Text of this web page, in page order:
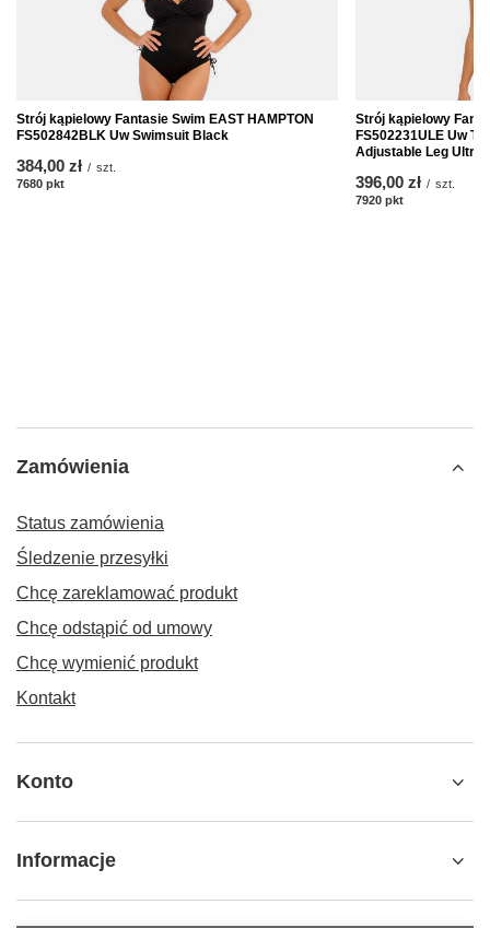
Strój kąpielowy Fantasie Swim EAST HAMPTON
FS502842BLK Uw Swimsuit Black
384,00 zł / szt.
7680 pkt
Strój kąpielowy
FS502231ULE Uw
Adjustable Leg
396,00 zł / szt.
7920 pkt
Zamówienia
Status zamówienia
Śledzenie przesyłki
Chcę zareklamować produkt
Chcę odstąpić od umowy
Chcę wymienić produkt
Kontakt
Konto
Informacje